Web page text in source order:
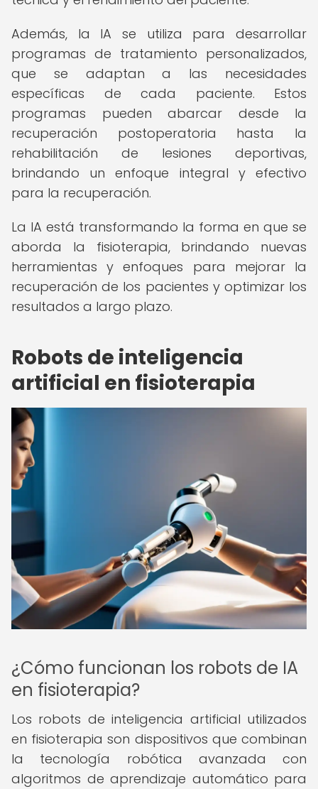
Además, la IA se utiliza para desarrollar
programas de tratamiento personalizados,
que se adaptan a las necesidades
específicas de cada paciente. Estos
programas pueden abarcar desde la
recuperación postoperatoria hasta la
rehabilitación de lesiones deportivas,
brindando un enfoque integral y efectivo
para la recuperación.
La IA está transformando la forma en que se
aborda la fisioterapia, brindando nuevas
herramientas y enfoques para mejorar la
recuperación de los pacientes y optimizar los
resultados a largo plazo.
Robots de inteligencia
artificial en fisioterapia
¿Cómo funcionan los robots de IA
en fisioterapia?
Los robots de inteligencia artificial utilizados
en fisioterapia son dispositivos que combinan
la tecnología robótica avanzada con
algoritmos de aprendizaje automático para